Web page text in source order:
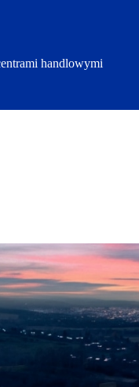
handlowymi